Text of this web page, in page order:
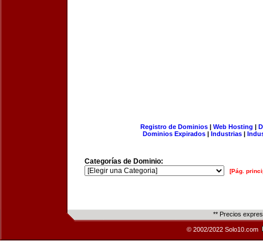
Registro de Dominios| Web Hosting |
Dominios Expirados | Industrias |
Categorías de Dominio:
[Pág.
** Precios
© 2002/2022 Solo10.com